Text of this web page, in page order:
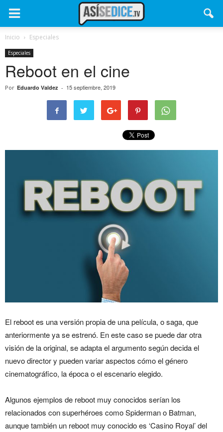
Inicio Especiales
Especiales
Reboot en el cine
Por Eduardo Valdez - 15 septiembre, 2019
El reboot es una versión propia de una película, o saga, que
anteriormente ya se estrenó. En este caso se puede dar otra
visión de la original, se adapta el argumento según decida el
nuevo director y pueden variar aspectos cómo el género
cinematográfico, la época o el escenario elegido.
Algunos ejemplos de reboot muy conocidos serían los
relacionados con superhéroes como Spiderman o Batman,
aunque también un reboot muy conocido es ‘Casino Royal’ del